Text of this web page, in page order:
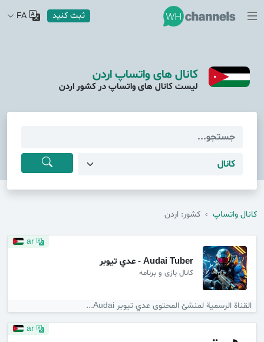
ثبت کنید
کانال های واتساپ اردن
لیست کانال های واتساپ در کشور اردن
کانال واتساپ › کشور: اردن
Audai Tuber - عدي تيوبر
کانال بازی و برنامه
القناة الرسمية لمنشئ المحتوى عدي تيوبر Audai...